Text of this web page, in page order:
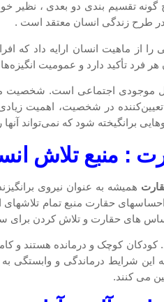
تقسیم بندی دو بعدی ، نظیر
طرح زندگی انسان معتقد است .
هر فرد تأکید دارد و عمومیت
موجودی اجتماعی است. شخصیت
در شخصیت، اهمیت
برانگیخته شود که نمی‌تواند
: منبع تلاش
همیشه به عنوان نیروی
حقارت منبع تمام تلاشهای
های حقارت و تلاش کردن
کودکان کوچک و درمانده هستند و
این شرایط درماندگی و
می کنند.